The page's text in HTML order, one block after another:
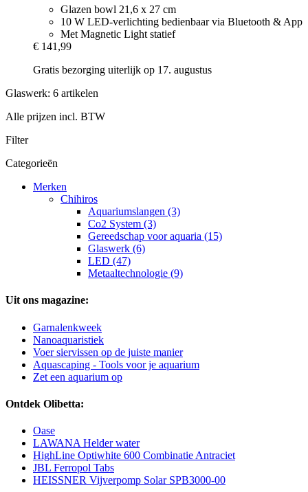
Glazen bowl 21,6 x 27 cm
10 W LED-verlichting bedienbaar via Bluetooth & App
Met Magnetic Light statief
€ 141,99
Gratis bezorging uiterlijk op 17. augustus
Glaswerk: 6 artikelen
Alle prijzen incl. BTW
Filter
Categorieën
Merken
Chihiros
Aquariumslangen (3)
Co2 System (3)
Gereedschap voor aquaria (15)
Glaswerk (6)
LED (47)
Metaaltechnologie (9)
Uit ons magazine:
Garnalenkweek
Nanoaquaristiek
Voer siervissen op de juiste manier
Aquascaping - Tools voor je aquarium
Zet een aquarium op
Ontdek Olibetta:
Oase
LAWANA Helder water
HighLine Optiwhite 600 Combinatie Antraciet
JBL Ferropol Tabs
HEISSNER Vijverpomp Solar SPB3000-00